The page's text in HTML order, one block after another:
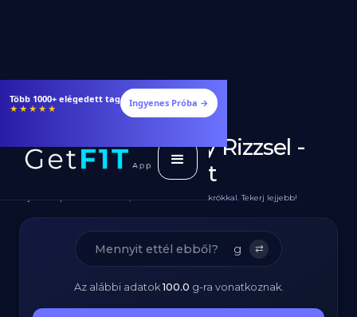
Étrendek, receptek és edzéstervek
★★★★★ Ingyenes Próba →
Diétás Japán Curry Rizzsel -
Fehérjedús Recept
Teljes Recept Hozzávalókkal, Elkészítéssel és Makrókkal. Tekerj lejjebb!
g ⇄
Az alábbi adatok100.0 g-ra vonatkoznak.